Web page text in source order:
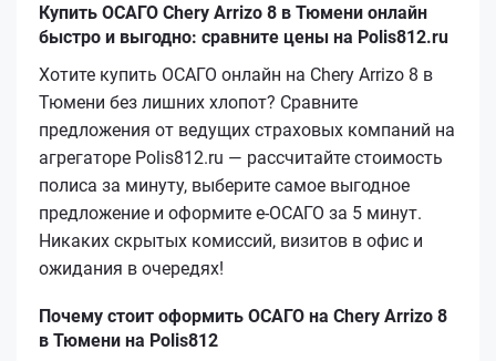
Купить ОСАГО Chery Arrizo 8 в Тюмени онлайн
быстро и выгодно: сравните цены на Polis812.ru
Хотите купить ОСАГО онлайн на Chery Arrizo 8 в
Тюмени без лишних хлопот? Сравните
предложения от ведущих страховых компаний на
агрегаторе Polis812.ru — рассчитайте стоимость
полиса за минуту, выберите самое выгодное
предложение и оформите е‑ОСАГО за 5 минут.
Никаких скрытых комиссий, визитов в офис и
ожидания в очередях!
Почему стоит оформить ОСАГО на Chery Arrizo 8
в Тюмени на Polis812